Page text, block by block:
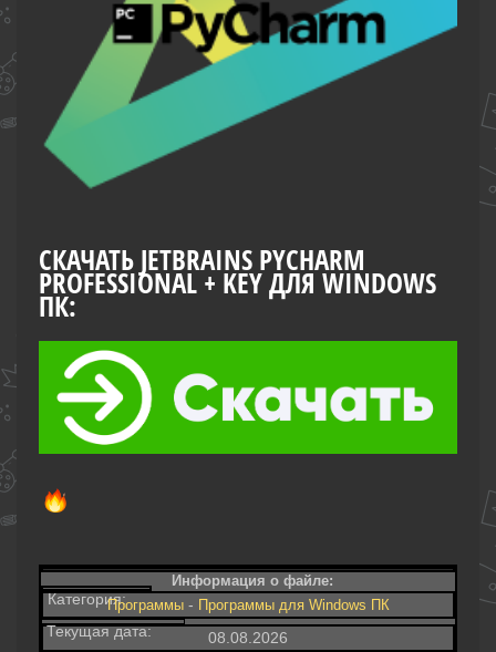
СКАЧАТЬ JETBRAINS PYCHARM
PROFESSIONAL + KEY ДЛЯ WINDOWS
ПК:
Информация о файле:
Категория:Программы- Программы для Windows ПК
Текущая дата: 08.08.2026